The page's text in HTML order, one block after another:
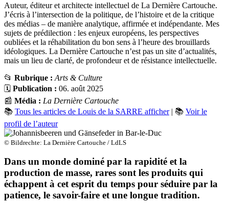
Auteur, éditeur et architecte intellectuel de La Dernière Cartouche.
J’écris à l’intersection de la politique, de l’histoire et de la critique
des médias – de manière analytique, affirmée et indépendante. Mes
sujets de prédilection : les enjeux européens, les perspectives
oubliées et la réhabilitation du bon sens à l’heure des brouillards
idéologiques. La Dernière Cartouche n’est pas un site d’actualités,
mais un lieu de clarté, de profondeur et de résistance intellectuelle.
📂 Rubrique : Arts & Culture
🗓️ Publication : 06. août 2025
📰 Média : La Dernière Cartouche
📚 Tous les articles de Louis de la SARRE afficher| 📚 Voir le
profil de l’auteur
© Bildrechte: La Dernière Cartouche / LdLS
Dans un monde dominé par la rapidité et la
production de masse, rares sont les produits qui
échappent à cet esprit du temps pour séduire par la
patience, le savoir-faire et une longue tradition.